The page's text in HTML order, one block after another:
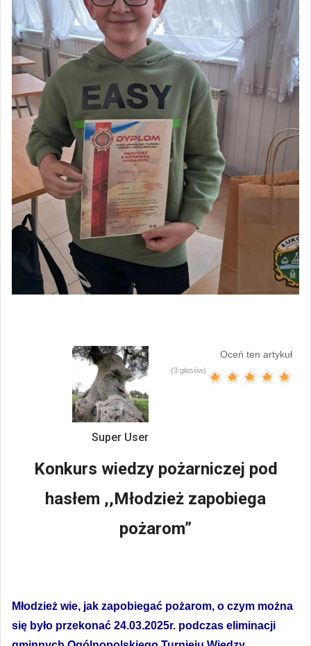
Super User
Oceń ten artykuł
(3 głosów)
Konkurs wiedzy pożarniczej pod
hasłem ,,Młodzież zapobiega
pożarom”
Młodzież wie, jak zapobiegać pożarom, o czym można
się było przekonać 24.03.2025r. podczas eliminacji